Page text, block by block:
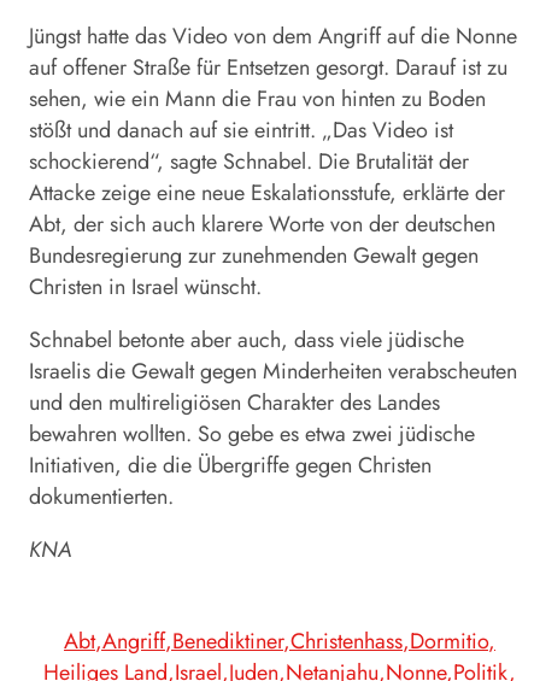
Jüngst hatte das Video von dem Angriff auf die Nonne
auf offener Straße für Entsetzen gesorgt. Darauf ist zu
sehen, wie ein Mann die Frau von hinten zu Boden
stößt und danach auf sie eintritt. „Das Video ist
schockierend“, sagte Schnabel. Die Brutalität der
Attacke zeige eine neue Eskalationsstufe, erklärte der
Abt, der sich auch klarere Worte von der deutschen
Bundesregierung zur zunehmenden Gewalt gegen
Christen in Israel wünscht.
Schnabel betonte aber auch, dass viele jüdische
Israelis die Gewalt gegen Minderheiten verabscheuten
und den multireligiösen Charakter des Landes
bewahren wollten. So gebe es etwa zwei jüdische
Initiativen, die die Übergriffe gegen Christen
dokumentierten.
KNA
Abt Angriff Benediktiner Christenhass Dormitio
Heiliges Land Israel Juden Netanjahu Nonne Politik